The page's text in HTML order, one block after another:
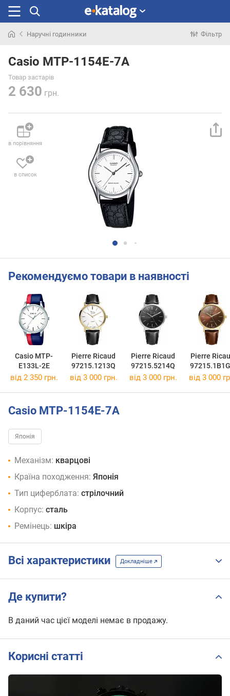
раніше
Наручні годинники Фільтр
Casio MTP-1154E-7A
Товар застарів
2 630 грн.
в порівняння
в список
Рекомендуємо товари в наявності
Casio MTP-
E133L-2E
Pierre Ricaud
97215.1213Q
Pierre Ricaud
97215.5214Q
Pierre
від 2 350 грн. від 3 000 грн. від 3 000 грн. від 3 000
Casio MTP-1154E-7A
Японія
Механізм: кварцові
Країна походження: Японія
Тип циферблата: стрілочний
Корпус: сталь
Ремінець: шкіра
Всі характеристики Докладніше
Де купити?
В даний час цієї моделі немає в продажу.
Корисні статті